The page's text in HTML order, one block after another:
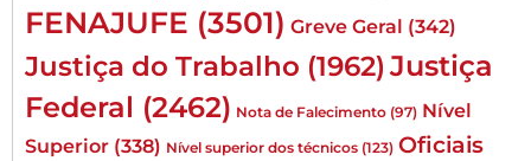
FENAJUFE (3501) Greve Geral (342)
Justiça do Trabalho (1962) Justiça
Federal (2462) Nota de Falecimento (97) Nível
Superior (338) Nível superior dos técnicos (123) Oficiais